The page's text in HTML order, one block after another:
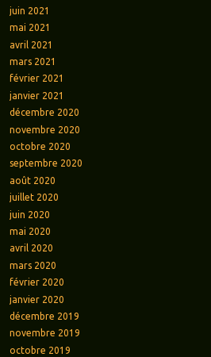
juin 2021
mai 2021
avril 2021
mars 2021
février 2021
janvier 2021
décembre 2020
novembre 2020
octobre 2020
septembre 2020
août 2020
juillet 2020
juin 2020
mai 2020
avril 2020
mars 2020
février 2020
janvier 2020
décembre 2019
novembre 2019
octobre 2019